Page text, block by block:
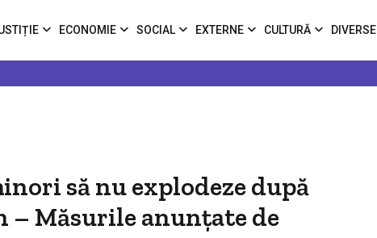
ECONOMIE SOCIAL EXTERNE CULTURĂ DIVERSE
să nu explodeze după
– Măsurile anunțate de